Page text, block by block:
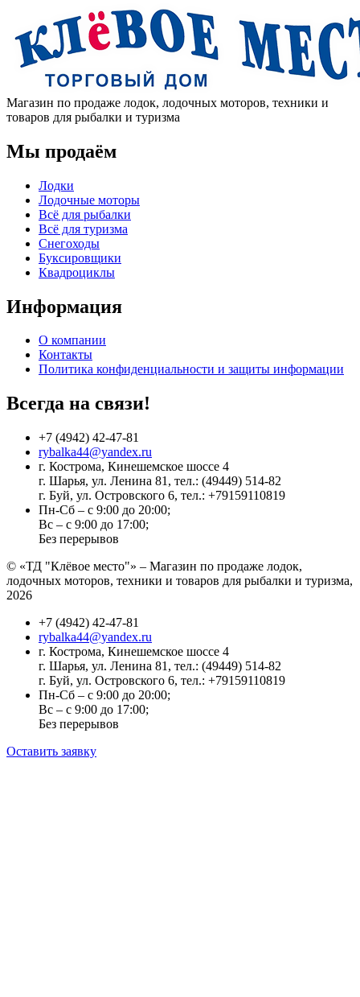
Магазин по продаже лодок, лодочных моторов, техники и
товаров для рыбалки и туризма
Мы продаём
Лодки
Лодочные моторы
Всё для рыбалки
Всё для туризма
Снегоходы
Буксировщики
Квадроциклы
Информация
О компании
Контакты
Политика конфиденциальности и защиты информации
Всегда на связи!
+7 (4942) 42-47-81
rybalka44@yandex.ru
г. Кострома, Кинешемское шоссе 4
г. Шарья, ул. Ленина 81, тел.: (49449) 514-82
г. Буй, ул. Островского 6, тел.: +79159110819
Пн-Сб – с 9:00 до 20:00;
Вс – с 9:00 до 17:00;
Без перерывов
© «ТД "Клёвое место"» – Магазин по продаже лодок,
лодочных моторов, техники и товаров для рыбалки и туризма,
2026
+7 (4942) 42-47-81
rybalka44@yandex.ru
г. Кострома, Кинешемское шоссе 4
г. Шарья, ул. Ленина 81, тел.: (49449) 514-82
г. Буй, ул. Островского 6, тел.: +79159110819
Пн-Сб – с 9:00 до 20:00;
Вс – с 9:00 до 17:00;
Без перерывов
Оставить заявку